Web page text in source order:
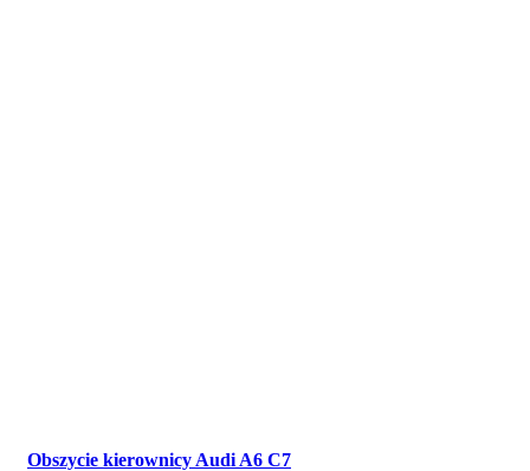
Obszycie kierownicy Audi A6 C7